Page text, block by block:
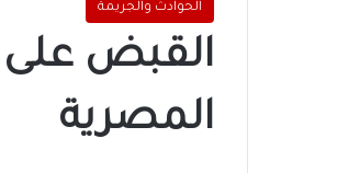
الحوادث والجريمة
القبض على
المصرية